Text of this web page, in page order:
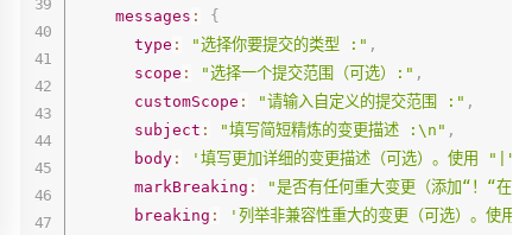
messages :
{
type : "选择你要提交的类型 :" ,
scope : "选择一个提交范围（可选）:" ,
customScope : "请输入自定义的提交范围 :" ,
subject : "填写简短精炼的变更描述 :\n" ,
body :
'填写更加详细的变更描述（可选）。使用
markBreaking :
"是否有任何重大变更（添加“！“在
breaking : '列举非兼容性重大的变更（可选）。